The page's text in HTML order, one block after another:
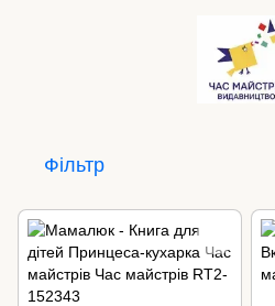
Фільтр